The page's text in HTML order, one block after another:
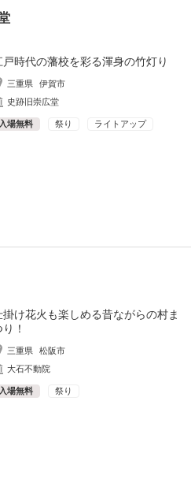
戸時代の藩校を彩る渾身の竹灯り
三重県
伊賀市
史跡旧崇広堂
入場無料 祭り ライトアップ
掛け花火も楽しめる昔ながらの村ま
！
三重県
松阪市
大石不動院
入場無料 祭り